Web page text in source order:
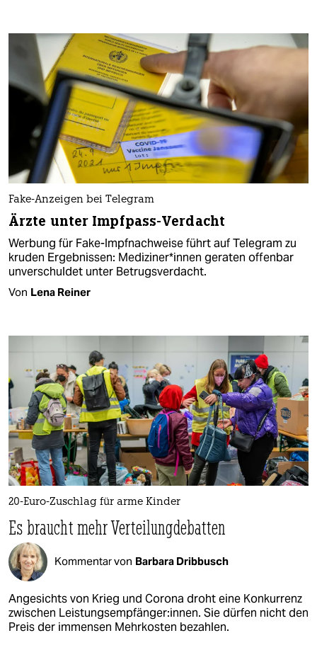
Fake-Anzeigen bei Telegram
Ärzte unter Impfpass-Verdacht
Werbung für Fake-Impfnachweise führt auf Telegram zu
kruden Ergebnissen: Mediziner*in­nen geraten offenbar
unverschuldet unter Betrugsverdacht.
Von Lena Reiner
20-Euro-Zuschlag für arme Kinder
Es braucht mehr Verteilungdebatten
Kommentar von Barbara Dribbusch
Angesichts von Krieg und Corona droht eine Konkurrenz
zwischen Leistungsempfänger:innen. Sie dürfen nicht den
Preis der immensen Mehrkosten bezahlen.